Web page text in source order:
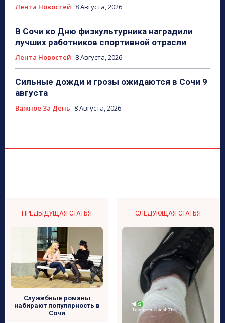
Лента Новостей 8 Августа, 2026
В Сочи ко Дню физкультурника наградили
лучших работников спортивной отрасли
Лента Новостей 8 Августа, 2026
Сильные дожди и грозы ожидаются в Сочи 9
августа
Важное За День 8 Августа, 2026
ПРЕДЫДУЩАЯ СТАТЬЯ
Служебные романы
набирают популярность в
Сочи
СЛЕДУЮЩАЯ СТАТЬЯ